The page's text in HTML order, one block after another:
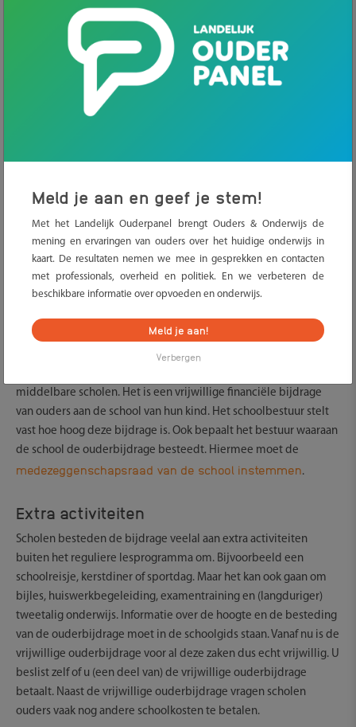
Per 1 augustus is de wet over de vrijwillige ouderbijdrage van
wel of niet betalen, speelt niet langer een rol. Dit geldt zowel in
Het uitgangspunt van de nieuwe wet is dat alle leerlingen
kunnen meedoen aan alle activiteiten die de school organiseert.
Scholen mogen een leerling geen gratis alternatief meer
aanbieden omdat de ouders niet betaald hebben. Dit moet
duidelijk in de
schoolgids
en het schoolplan staan. Alle
Schoolbestuur
middelbare scholen. Het is een vrijwillige financiële bijdrage
van ouders aan de school van hun kind. Het schoolbestuur stelt
vast hoe hoog deze bijdrage is. Ook bepaalt het bestuur waaraan
de school de ouderbijdrage besteedt. Hiermee moet de
medezeggenschapsraad van de school instemmen.
Extra activiteiten
Scholen besteden de bijdrage veelal aan extra activiteiten
buiten het reguliere lesprogramma om. Bijvoorbeeld een
schoolreisje, kerstdiner of sportdag. Maar het kan ook gaan om
bijles, huiswerkbegeleiding, examentraining en (langduriger)
tweetalig onderwijs. Informatie over de hoogte en de besteding
van de ouderbijdrage moet in de schoolgids staan. Vanaf nu is de
vrijwillige ouderbijdrage voor al deze zaken dus echt vrijwillig. U
beslist zelf of u (een deel van) de vrijwillige ouderbijdrage
betaalt. Naast de vrijwillige ouderbijdrage vragen scholen
ouders vaak nog andere schoolkosten te betalen.
Meld je aan en geef je stem!
Met het Landelijk Ouderpanel brengt Ouders & Onderwijs de
mening en ervaringen van ouders over het huidige onderwijs in
kaart. De resultaten nemen we mee in gesprekken en contacten
met professionals, overheid en politiek. En we verbeteren de
beschikbare informatie over opvoeden en onderwijs.
Meld je aan!
Verbergen